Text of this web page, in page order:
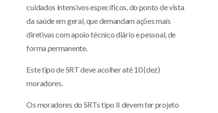
cuidados intensivos específicos, do ponto de vista
da saúde em geral, que demandam ações mais
diretivas com apoio técnico diário e pessoal, de
forma permanente.
Este tipo de SRT deve acolher até 10 (dez)
moradores.
Os moradores do SRTs tipo II devem ter projeto